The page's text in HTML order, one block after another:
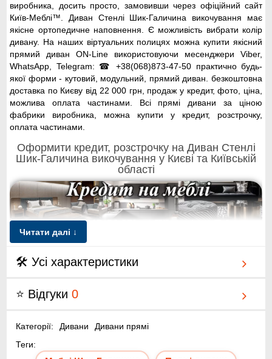
виробника, досить просто, замовивши через офіційний сайт
Київ-Меблі™. Диван Стенлі Шик-Галичина викочування має
якісне ортопедичне наповнення. Є можливість вибрати колір
дивану. На наших віртуальних полицях можна купити якісний
прямий диван ON-Line використовуючи месенджери Viber,
WhatsApp, Telegram: ☎ +38(068)873-47-50 практично будь-
якої форми - кутовий, модульний, прямий диван. безкоштовна
доставка по Києву від 22 000 грн, продаж у кредит, фото, ціна,
можлива оплата частинами. Всі прямі дивани за ціною
фабрики виробника, можна купити у кредит, розстрочку,
оплата частинами.
Оформити кредит, розстрочку на Диван Стенлі
Шик-Галичина викочування у Києві та Київській
області
Купити якісний диван Стенлі Шик-Галичина викочування в
кредит, оформити розстрочку, або використовувати схему
офіційний сайт меблів, інтернет-магазин диванів Київ-Меблі™,
продаж по ціна виробника. Офіційний сайт інтернет-магазину
Галичина викочування - у Києві дуже легко, фактично всі дії
виконуються без відвідування банку, не виходячи з дому.
Достатньо відразу ☎ зателефонувати менеджерам Київ-
Читати далі ↓
🛠 Усі характеристики
⭐ Відгуки 0
Категорії: Дивани
Дивани прямі
Теги: